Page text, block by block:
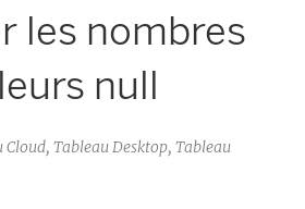
les nombres
null
Cloud, Tableau Desktop, Tableau